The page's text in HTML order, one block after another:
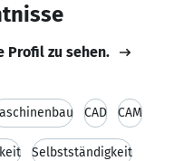
Profil zu sehen.
CAD CAM
Selbstständigkeit